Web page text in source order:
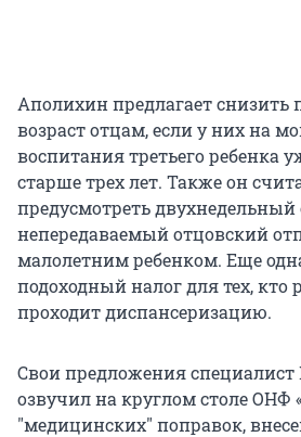
Аполихин предлагает
возраст отцам, если у них на
воспитания третьего ребенка
старше трех лет. Также он
предусмотреть
непередаваемый отцовский
малолетним ребенком. Еще
подоходный налог для тех, кто
проходит диспансеризацию.
Свои предложения
озвучил на круглом столе ОНФ
"медицинских" поправок,